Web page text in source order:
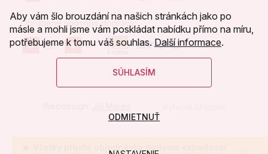
Aby vám šlo brouzdání na našich stránkách jako po
másle a mohli jsme vám poskládat nabídku přímo na míru,
potřebujeme k tomu váš souhlas. Další informace.
SÚHLASÍM
ODMIETNUŤ
Obľúbené spôsoby dopravy: